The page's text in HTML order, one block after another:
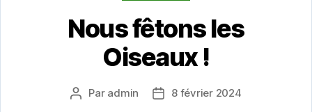
Nous fêtons les
Oiseaux !
Auteur
Par admin
Date8 février 2024